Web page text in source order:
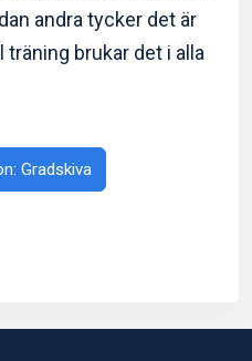
andra tycker det är
träning brukar det i alla
Gradskiva